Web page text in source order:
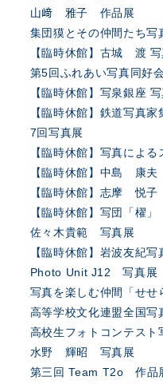
山﨑 雅子 作品展
集団獏とその仲間たち写
【臨時休館】古城 渡 写
第5回ふれあい写真同好
【臨時休館】写泉銀座
【臨時休館】鉄道写真
7回写真展
【臨時休館】写真による
【臨時休館】中島 康
【臨時休館】志摩 悦
【臨時休館】写団「櫂
佐々木貴範 写真展
【臨時休館】岩波友紀写
Photo Unit J12 写真展
写真を楽しむ仲間「せせ
高等学校文化連盟
高校生フォトコンテスト
水野 輝昭 写真展
第三回 Team T2o 作品